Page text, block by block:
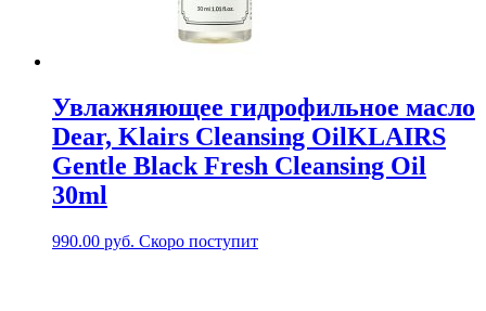
Увлажняющее гидрофильное масло
Dear, Klairs Cleansing OilKLAIRS
Gentle Black Fresh Cleansing Oil
30ml
990.00 руб. Скоро поступит